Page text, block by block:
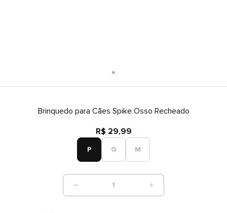
Brinquedo para Cães Spike Osso Recheado
R$ 29,99
P G M
1